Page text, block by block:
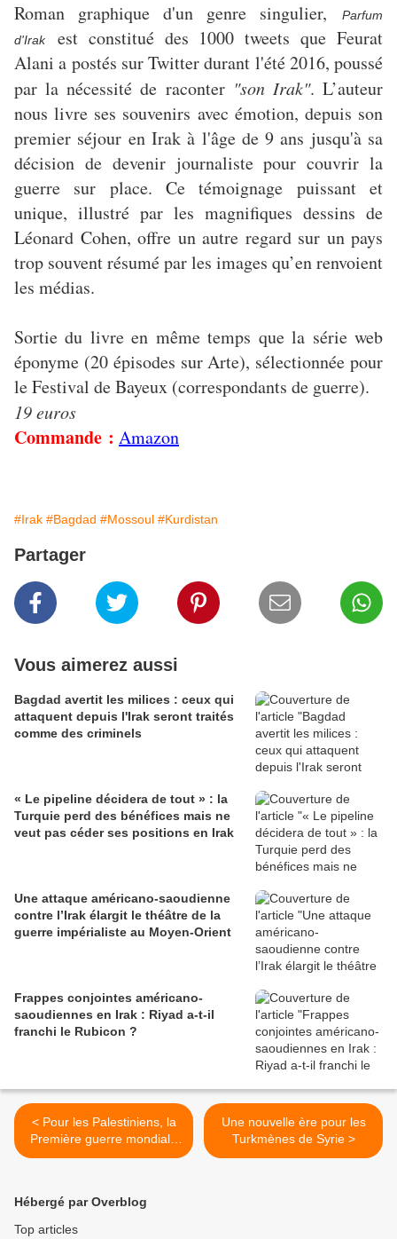
Roman graphique d'un genre singulier,
Parfum
d'Irak
est constitué des 1000 tweets que Feurat
Alani a postés sur Twitter durant l'été 2016, poussé
par la nécessité de raconter "son Irak". L’auteur
nous livre ses souvenirs avec émotion, depuis son
premier séjour en Irak à l'âge de 9 ans jusqu'à sa
décision de devenir journaliste pour couvrir la
guerre sur place. Ce témoignage puissant et
unique, illustré par les magnifiques dessins de
Léonard Cohen, offre un autre regard sur un pays
trop souvent résumé par les images qu’en renvoient
les médias.
Sortie du livre en même temps que la série web
éponyme (20 épisodes sur Arte), sélectionnée pour
le Festival de Bayeux (correspondants de guerre).
19 euros
Commande : Amazon
#Irak #Bagdad #Mossoul #Kurdistan
Partager
Vous aimerez aussi
Bagdad avertit les milices : ceux qui
attaquent depuis l'Irak seront traités
comme des criminels
« Le pipeline décidera de tout » : la
Turquie perd des bénéfices mais ne
veut pas céder ses positions en Irak
Une attaque américano-saoudienne
contre l’Irak élargit le théâtre de la
guerre impérialiste au Moyen-Orient
Frappes conjointes américano-
saoudiennes en Irak : Riyad a-t-il
franchi le Rubicon ?
< Pour les Palestiniens, la
Première guerre mondiale
ne s’est jamais terminée
Une nouvelle ère pour les
Turkmènes de Syrie >
Hébergé par Overblog
Top articles